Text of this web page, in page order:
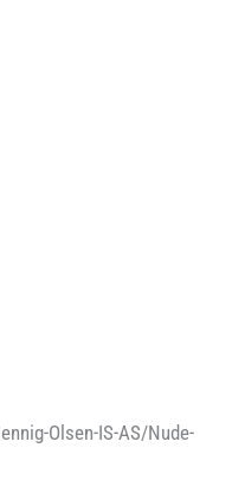
Olsen-IS-AS/Nude-